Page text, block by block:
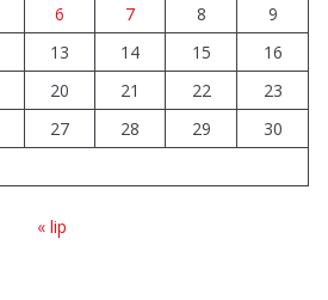
Brylant dla Turku? 255. miejsce
trudno uznać za sukces
07.08.2026
6 7 8
9
13 14 15
16
20 21 22
23
27 28 29
30
« lip